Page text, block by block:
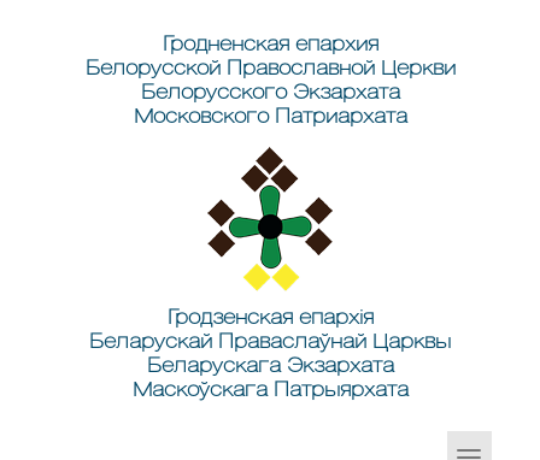
Гродненская епархия
Белорусской Православной Церкви
Белорусского Экзархата
Московского Патриархата
Гродзенская епархія
Беларускай Праваслаўнай Царквы
Беларускага Экзархата
Маскоўскага Патрыярхата